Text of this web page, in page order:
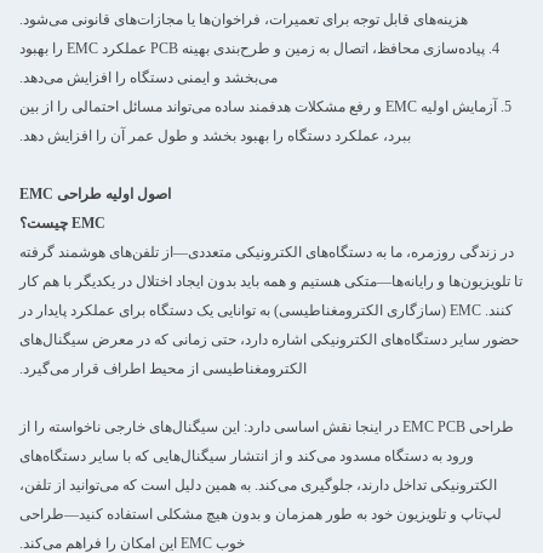
هزینه‌های قابل توجه برای تعمیرات، فراخوان‌ها یا مجازات‌های قانونی می‌شود.
4. پیاده‌سازی محافظ، اتصال به زمین و طرح‌بندی بهینه PCB عملکرد EMC را بهبود
می‌بخشد و ایمنی دستگاه را افزایش می‌دهد.
5. آزمایش اولیه EMC و رفع مشکلات هدفمند ساده می‌تواند مسائل احتمالی را از بین
ببرد، عملکرد دستگاه را بهبود بخشد و طول عمر آن را افزایش دهد.
اصول اولیه طراحی EMC
EMC چیست؟
در زندگی روزمره، ما به دستگاه‌های الکترونیکی متعددی—از تلفن‌های هوشمند گرفته
تا تلویزیون‌ها و رایانه‌ها—متکی هستیم و همه باید بدون ایجاد اختلال در یکدیگر با هم کار
کنند. EMC (سازگاری الکترومغناطیسی) به توانایی یک دستگاه برای عملکرد پایدار در
حضور سایر دستگاه‌های الکترونیکی اشاره دارد، حتی زمانی که در معرض سیگنال‌های
الکترومغناطیسی از محیط اطراف قرار می‌گیرد.
طراحی EMC PCB در اینجا نقش اساسی دارد: این سیگنال‌های خارجی ناخواسته را از
ورود به دستگاه مسدود می‌کند و از انتشار سیگنال‌هایی که با سایر دستگاه‌های
الکترونیکی تداخل دارند، جلوگیری می‌کند. به همین دلیل است که می‌توانید از تلفن،
لپ‌تاپ و تلویزیون خود به طور همزمان و بدون هیچ مشکلی استفاده کنید—طراحی
خوب EMC این امکان را فراهم می‌کند.